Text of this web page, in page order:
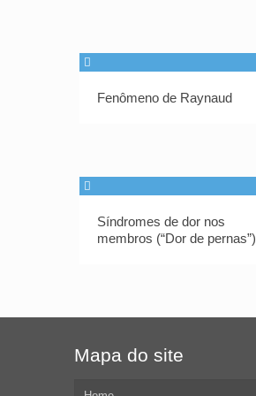
Fenômeno de Raynaud
Síndromes de dor nos
membros (“Dor de pernas”)
Mapa do site